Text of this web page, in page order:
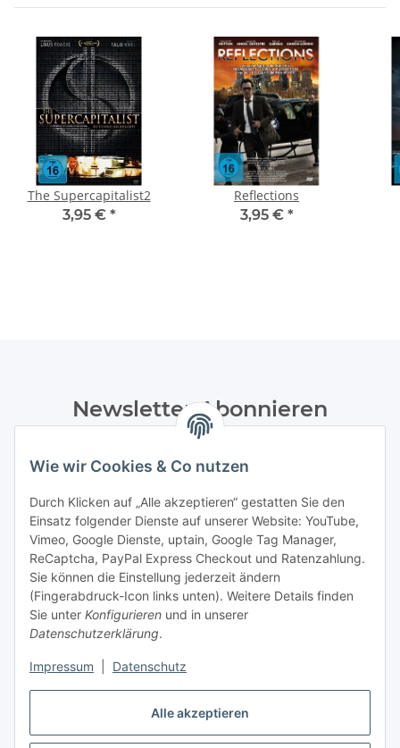
Alle akzeptieren
Wie wir Cookies & Co nutzen
Durch Klicken auf „Alle akzeptieren“ gestatten Sie den
Einsatz folgender Dienste auf unserer Website: YouTube,
Vimeo, Google Dienste, uptain, Google Tag Manager,
ReCaptcha, PayPal Express Checkout und Ratenzahlung.
Sie können die Einstellung jederzeit ändern
(Fingerabdruck-Icon links unten). Weitere Details finden
Sie unter Konfigurieren und in unserer
Datenschutzerklärung.
Impressum Datenschutz
The Supercapitalist2
3,95 € *
Reflections
3,95 € *
Newsletter Abonnieren
Bitte senden Sie mir entsprechend Ihrer
Datenschutzerklärungregelmäßig und jederzeit widerruflich
Abonnieren
Newsletter Abonnieren
Informationen
Gesetzliche Informationen
Bestellung widerrufen